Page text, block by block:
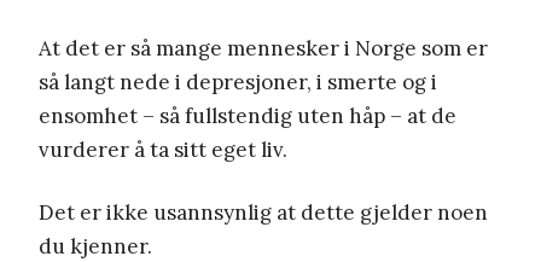
At det er så mange mennesker i Norge som er
så langt nede i depresjoner, i smerte og i
ensomhet – så fullstendig uten håp – at de
vurderer å ta sitt eget liv.
Det er ikke usannsynlig at dette gjelder noen
du kjenner.